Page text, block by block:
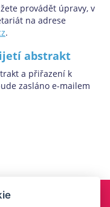
provádět úpravy, v
na adrese
.
abstrakt
a přiřazení k
zasláno e-mailem